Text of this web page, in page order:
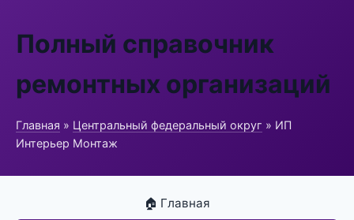
Полный справочник
ремонтных организаций
Главная » Центральный федеральный округ » ИП
Интерьер Монтаж
🏠 Главная